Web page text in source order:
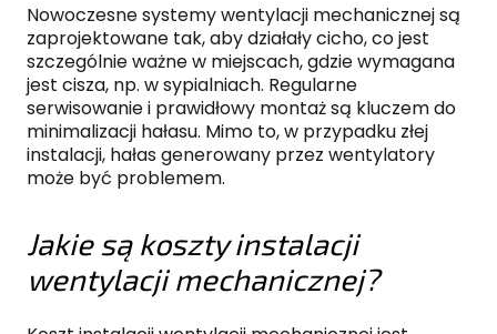
Nowoczesne systemy wentylacji mechanicznej są
zaprojektowane tak, aby działały cicho, co jest
szczególnie ważne w miejscach, gdzie wymagana
jest cisza, np. w sypialniach. Regularne
serwisowanie i prawidłowy montaż są kluczem do
minimalizacji hałasu. Mimo to, w przypadku złej
instalacji, hałas generowany przez wentylatory
może być problemem.
Jakie są koszty instalacji
wentylacji mechanicznej?